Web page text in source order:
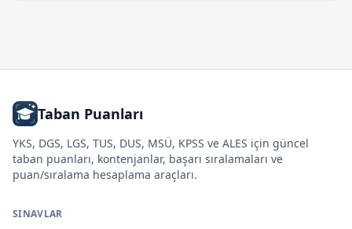
Taban Puanları
YKS, DGS, LGS, TUS, DUS, MSÜ, KPSS ve ALES için güncel
taban puanları, kontenjanlar, başarı sıralamaları ve
puan/sıralama hesaplama araçları.
SINAVLAR